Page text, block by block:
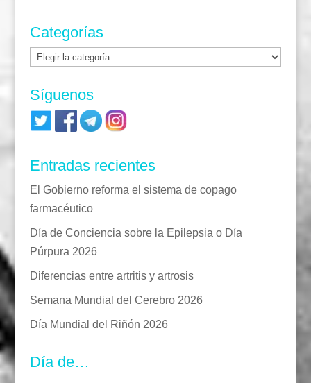
Categorías
Categorías
Síguenos
Entradas recientes
El Gobierno reforma el sistema de copago
farmacéutico
Día de Conciencia sobre la Epilepsia o Día
Púrpura 2026
Diferencias entre artritis y artrosis
Semana Mundial del Cerebro 2026
Día Mundial del Riñón 2026
Día de…